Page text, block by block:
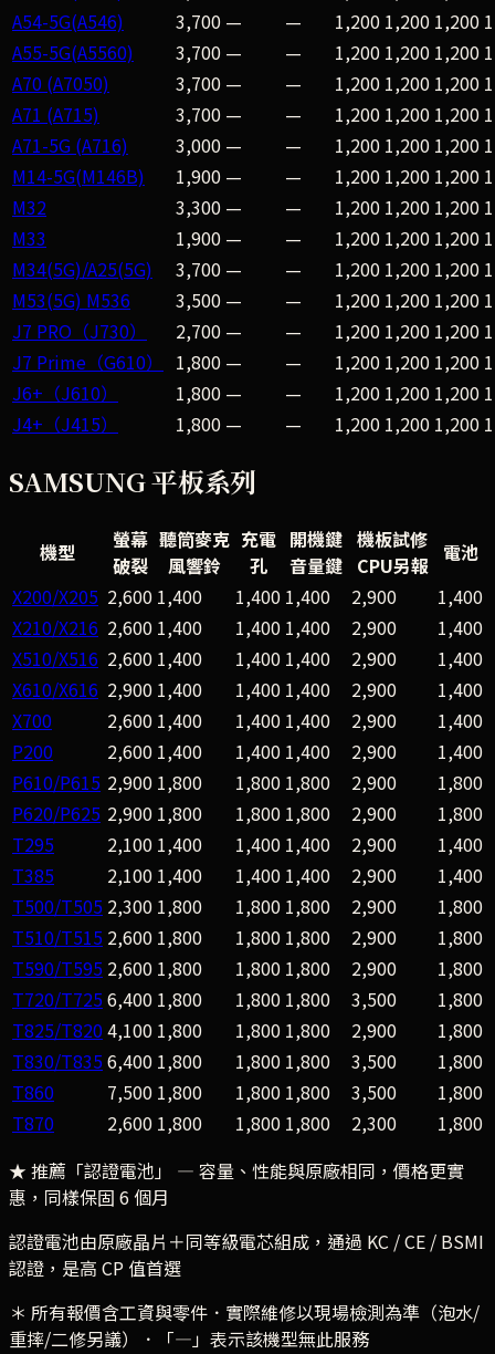
A54-5G(A546)
3,700 — — 1,200 1,200 1,200
A55-5G(A5560)
3,700 — — 1,200 1,200 1,200
A70 (A7050)
3,700 — — 1,200 1,200 1,200
A71 (A715)
3,700 — — 1,200 1,200 1,200
A71-5G (A716)
3,000 — — 1,200 1,200 1,200
M14-5G(M146B)
1,900 — — 1,200 1,200 1,200
M32
3,300 — — 1,200 1,200 1,200
M33
1,900 — — 1,200 1,200 1,200
M34(5G)/A25(5G)
3,700 — — 1,200 1,200 1,200
M53(5G) M536
3,500 — — 1,200 1,200 1,200
J7 PRO（J730）
2,700 — — 1,200 1,200 1,200
J7 Prime（G610）
1,800 — — 1,200 1,200 1,200
J6+（J610）
1,800 — — 1,200 1,200 1,200
J4+（J415）
1,800 — — 1,200 1,200 1,200
SAMSUNG 平板系列
機型
螢幕
破裂
聽筒麥克
風響鈴
充電
孔
開機鍵
音量鍵
機板試修
CPU另報
電池
X200/X205 2,600 1,400 1,400 1,400 2,900
1,400
X210/X216 2,600 1,400 1,400 1,400 2,900
1,400
X510/X516 2,600 1,400 1,400 1,400 2,900
1,400
X610/X616 2,900 1,400 1,400 1,400 2,900
1,400
X700
2,600 1,400 1,400 1,400 2,900
1,400
P200
2,600 1,400 1,400 1,400 2,900
1,400
P610/P615 2,900 1,800 1,800 1,800 2,900
1,800
P620/P625 2,900 1,800 1,800 1,800 2,900
1,800
T295
2,100 1,400 1,400 1,400 2,900
1,400
T385
2,100 1,400 1,400 1,400 2,900
1,400
T500/T505 2,300 1,800 1,800 1,800 2,900
1,800
T510/T515 2,600 1,800 1,800 1,800 2,900
1,800
T590/T595 2,600 1,800 1,800 1,800 2,900
1,800
T720/T7256,400 1,800 1,800 1,800 3,500
1,800
T825/T8204,100 1,800 1,800 1,800 2,900
1,800
T830/T8356,400 1,800 1,800 1,800 3,500
1,800
T860
7,500 1,800 1,800 1,800 3,500
1,800
T870
2,600 1,800 1,800 1,800 2,300
1,800
★ 推薦「認證電池」
— 容量、性能與原廠相同，價格更實
惠，同樣保固 6 個月
認證電池由原廠晶片＋同等級電芯組成，通過 KC / CE / BSMI
認證，是高 CP 值首選
＊ 所有報價含工資與零件．實際維修以現場檢測為準（泡水/
重摔/二修另議）．「—」表示該機型無此服務